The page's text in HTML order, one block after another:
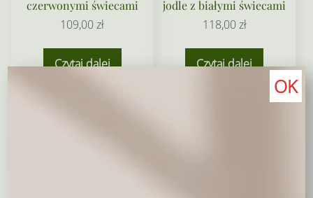
czerwonymi świecami
109,00zł
Czytaj dalej
jodle z białymi świecami
118,00zł
Czytaj dalej
OK